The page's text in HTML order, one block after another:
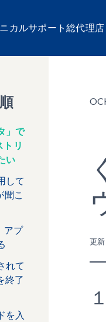
カルサポート総代理
」で
トリ
い
して
聞こ
アプ
れて
終了
を入
更